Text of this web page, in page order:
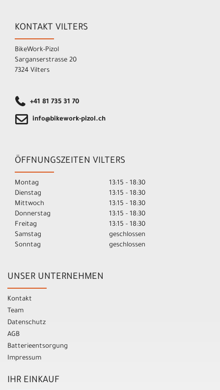
KONTAKT VILTERS
BikeWork-Pizol
Sarganserstrasse 20
7324 Vilters
+41 81 735 31 70
info@bikework-pizol.ch
ÖFFNUNGSZEITEN VILTERS
Montag
13:15 - 18:30
Dienstag
13:15 - 18:30
Mittwoch
13:15 - 18:30
Donnerstag
13:15 - 18:30
Freitag
13:15 - 18:30
Samstag
geschlossen
Sonntag
geschlossen
UNSER UNTERNEHMEN
Kontakt
Team
Datenschutz
AGB
Batterieentsorgung
Impressum
IHR EINKAUF